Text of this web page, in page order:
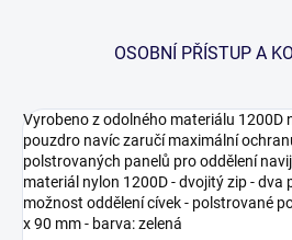
OSOBNÍ PŘÍSTUP A
Vyrobeno z odolného materiálu 1200D
pouzdro navíc zaručí maximální
polstrovaných panelů pro oddělení
materiál nylon 1200D - dvojitý zip - dva
možnost oddělení cívek - polstrované
x 90 mm - barva: zelená